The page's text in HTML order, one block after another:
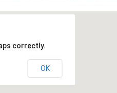
correctly.
OK